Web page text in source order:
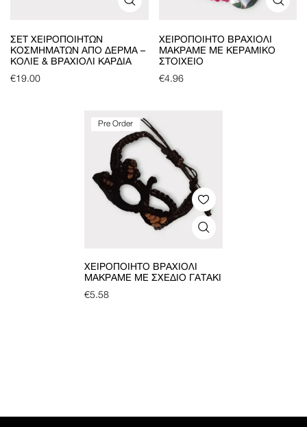
ΣΕΤ ΧΕΙΡΟΠΟΊΗΤΩΝ
ΚΟΣΜΗΜΆΤΩΝ ΑΠΌ ΔΈΡΜΑ –
ΚΟΛΙΈ & ΒΡΑΧΙΌΛΙ ΚΑΡΔΙΆ
€19.00
ΧΕΙΡΟΠΟΊΗΤΟ ΒΡΑΧΙΌΛΙ
ΜΑΚΡΑΜΈ ΜΕ ΚΕΡΑΜΙΚΌ
ΣΤΟΙΧΕΊΟ
€4.96
Pre Order
ΧΕΙΡΟΠΟΊΗΤΟ ΒΡΑΧΙΌΛΙ
ΜΑΚΡΑΜΈ ΜΕ ΣΧΈΔΙΟ ΓΑΤΆΚΙ
€5.58